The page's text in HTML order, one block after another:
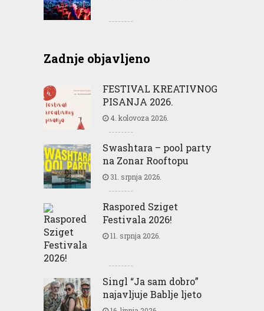
Zadnje objavljeno
FESTIVAL KREATIVNOG
PISANJA 2026.
4. kolovoza 2026.
Swashtara – pool party
na Zonar Rooftopu
31. srpnja 2026.
Raspored Sziget
Festivala 2026!
11. srpnja 2026.
Singl “Ja sam dobro”
najavljuje Bablje ljeto